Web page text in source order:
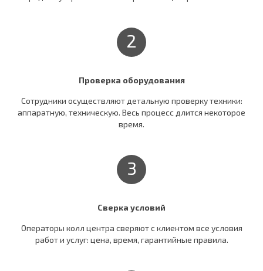
2
Проверка оборудования
Сотрудники осуществляют детальную проверку техники:
аппаратную, техническую. Весь процесс длится некоторое
время.
3
Сверка условий
Операторы колл центра сверяют c клиентом все условия
работ и услуг: цена, время, гарантийные правила.